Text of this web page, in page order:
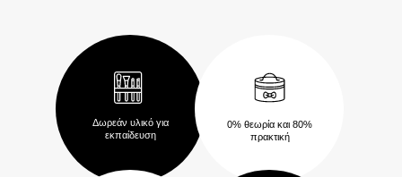
Δωρεάν υλικό για
εκπαίδευση
0% θεωρία και 80%
πρακτική